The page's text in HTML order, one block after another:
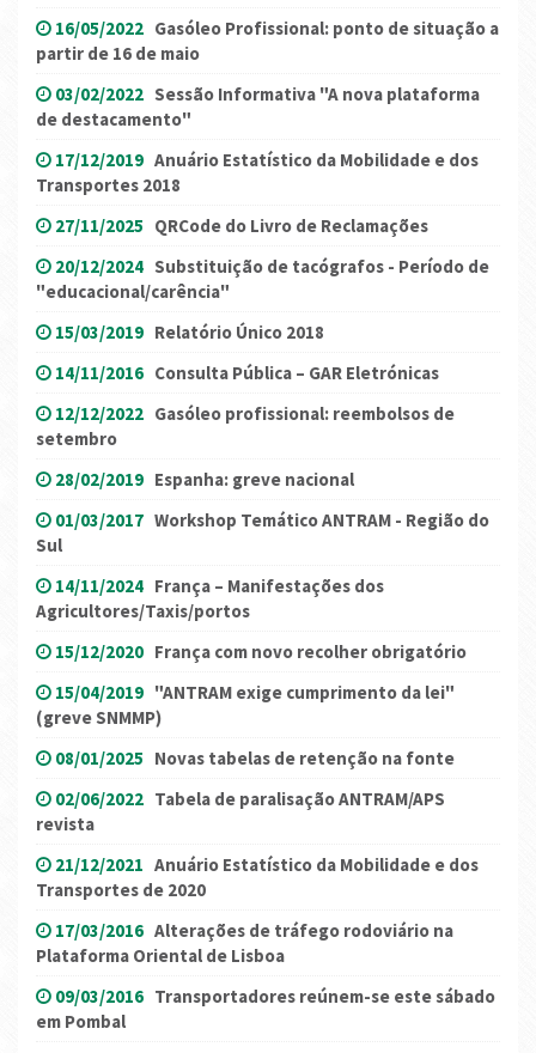
16/05/2022 Gasóleo Profissional: ponto de situação a
partir de 16 de maio
03/02/2022 Sessão Informativa "A nova plataforma
de destacamento"
17/12/2019 Anuário Estatístico da Mobilidade e dos
Transportes 2018
27/11/2025 QRCode do Livro de Reclamações
20/12/2024 Substituição de tacógrafos - Período de
"educacional/carência"
15/03/2019 Relatório Único 2018
14/11/2016 Consulta Pública – GAR Eletrónicas
12/12/2022 Gasóleo profissional: reembolsos de
setembro
28/02/2019 Espanha: greve nacional
01/03/2017 Workshop Temático ANTRAM - Região do
Sul
14/11/2024 França – Manifestações dos
Agricultores/Taxis/portos
15/12/2020 França com novo recolher obrigatório
15/04/2019 "ANTRAM exige cumprimento da lei"
(greve SNMMP)
08/01/2025 Novas tabelas de retenção na fonte
02/06/2022 Tabela de paralisação ANTRAM/APS
revista
21/12/2021 Anuário Estatístico da Mobilidade e dos
Transportes de 2020
17/03/2016 Alterações de tráfego rodoviário na
Plataforma Oriental de Lisboa
09/03/2016 Transportadores reúnem-se este sábado
em Pombal